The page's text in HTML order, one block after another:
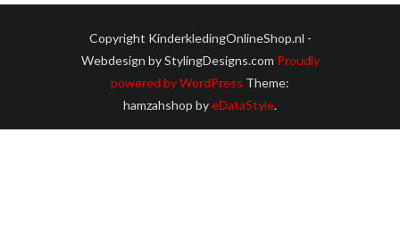
Copyright KinderkledingOnlineShop.nl -
Webdesign by StylingDesigns.com Proudly
powered by WordPress
hamzahshop byeDataStyle.